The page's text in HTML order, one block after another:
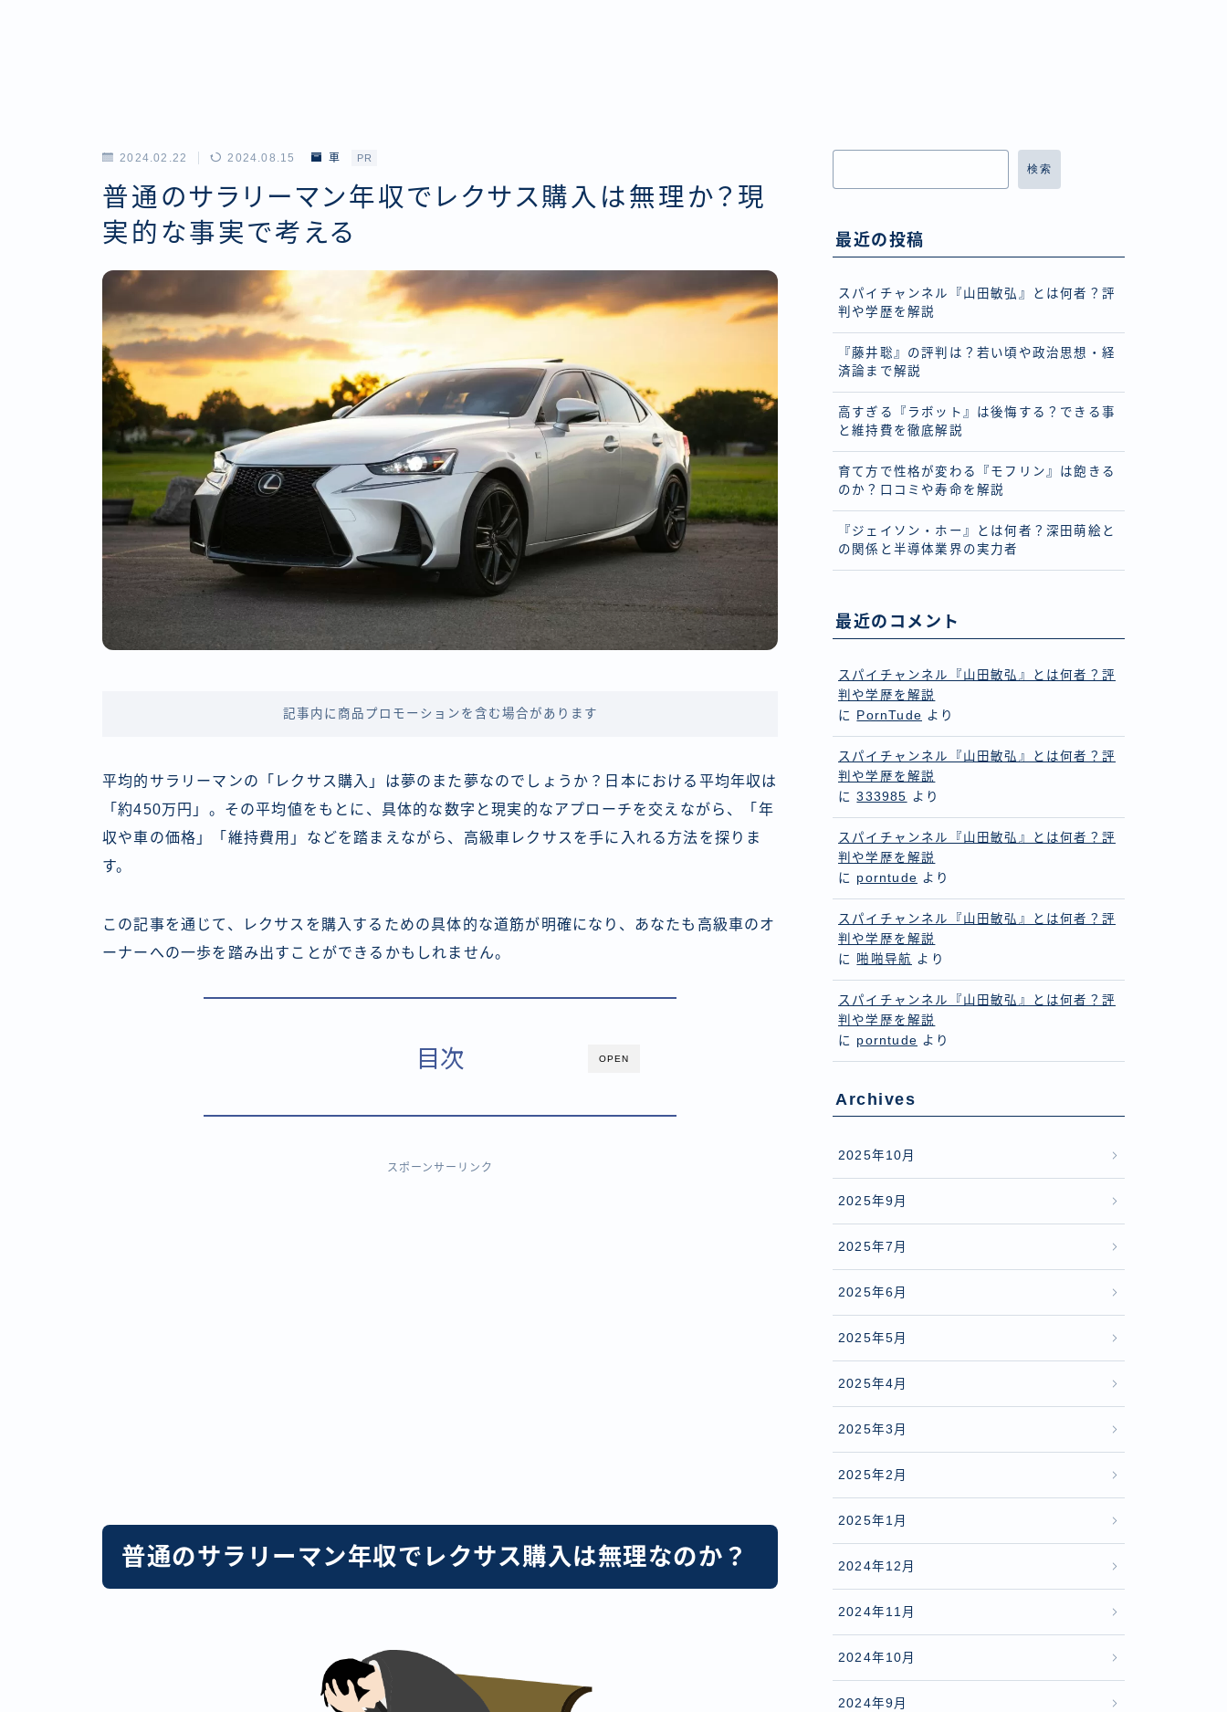
2024.02.22 2024.08.15 車 PR
普通のサラリーマン年収でレクサス購入は無理か？現
実的な事実で考える
記事内に商品プロモーションを含む場合があります
平均的サラリーマンの「レクサス購入」は夢のまた夢なのでしょうか？日本における平均年収は
「約450万円」。その平均値をもとに、具体的な数字と現実的なアプローチを交えながら、「年
収や車の価格」「維持費用」などを踏まえながら、高級車レクサスを手に入れる方法を探りま
す。
この記事を通じて、レクサスを購入するための具体的な道筋が明確になり、あなたも高級車のオ
ーナーへの一歩を踏み出すことができるかもしれません。
OPEN
目次
スポーンサーリンク
普通のサラリーマン年収でレクサス購入は無理なのか？
検索
最近の投稿
スパイチャンネル『山田敏弘』とは何者？評
判や学歴を解説
『藤井聡』の評判は？若い頃や政治思想・経
済論まで解説
高すぎる『ラボット』は後悔する？できる事
と維持費を徹底解説
育て方で性格が変わる『モフリン』は飽きる
のか？口コミや寿命を解説
『ジェイソン・ホー』とは何者？深田萌絵と
の関係と半導体業界の実力者
最近のコメント
スパイチャンネル『山田敏弘』とは何者？評
判や学歴を解説
に
PornTude より
スパイチャンネル『山田敏弘』とは何者？評
判や学歴を解説
に333985 より
スパイチャンネル『山田敏弘』とは何者？評
判や学歴を解説
に porntude より
スパイチャンネル『山田敏弘』とは何者？評
判や学歴を解説
に 啪啪导航 より
スパイチャンネル『山田敏弘』とは何者？評
判や学歴を解説
に porntude より
Archives
2025年10月
2025年9月
2025年7月
2025年6月
2025年5月
2025年4月
2025年3月
2025年2月
2025年1月
2024年12月
2024年11月
2024年10月
2024年9月